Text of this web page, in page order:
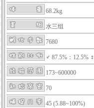
68.2kg
水三组
7680
♂ 87.5%：12.5% ♀
173~600000
70
45 (5.88~100%)